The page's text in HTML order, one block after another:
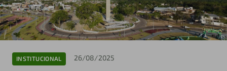
INSTITUCIONAL 26/08/2025